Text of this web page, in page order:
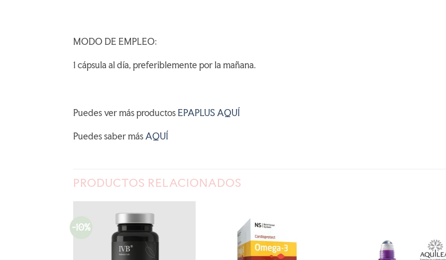
MODO DE EMPLEO:
1 cápsula al día, preferiblemente por la mañana.
Puedes ver más productos EPAPLUS AQUÍ
Puedes saber más AQUÍ
PRODUCTOS RELACIONADOS
-10%
AÑADIR
A LA
DE
A LA
LISTA
DE